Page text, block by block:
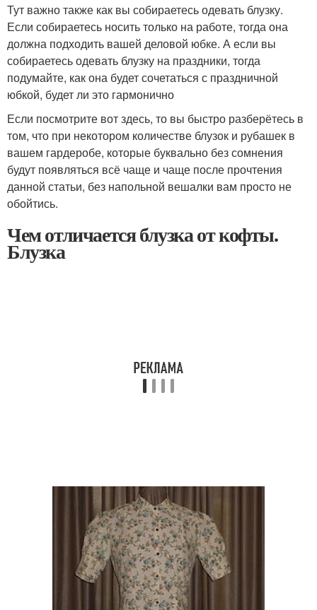
Тут важно также как вы собираетесь одевать блузку.
Если собираетесь носить только на работе, тогда она
должна подходить вашей деловой юбке. А если вы
собираетесь одевать блузку на праздники, тогда
подумайте, как она будет сочетаться с праздничной
юбкой, будет ли это гармонично
Если посмотрите вот здесь, то вы быстро разберётесь в
том, что при некотором количестве блузок и рубашек в
вашем гардеробе, которые буквально без сомнения
будут появляться всё чаще и чаще после прочтения
данной статьи, без напольной вешалки вам просто не
обойтись.
Чем отличается блузка от кофты.
Блузка